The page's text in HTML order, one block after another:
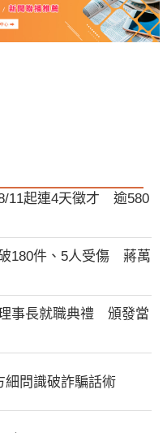
11起連4天徵才 逾580
180件、5人受傷 蔣萬
事長就職典禮 頒發當
問識破詐騙話術